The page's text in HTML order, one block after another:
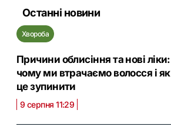
Останні новини
Хвороба
Причини облисіння та нові ліки:
чому ми втрачаємо волосся і як
це зупинити
9 серпня 11:29